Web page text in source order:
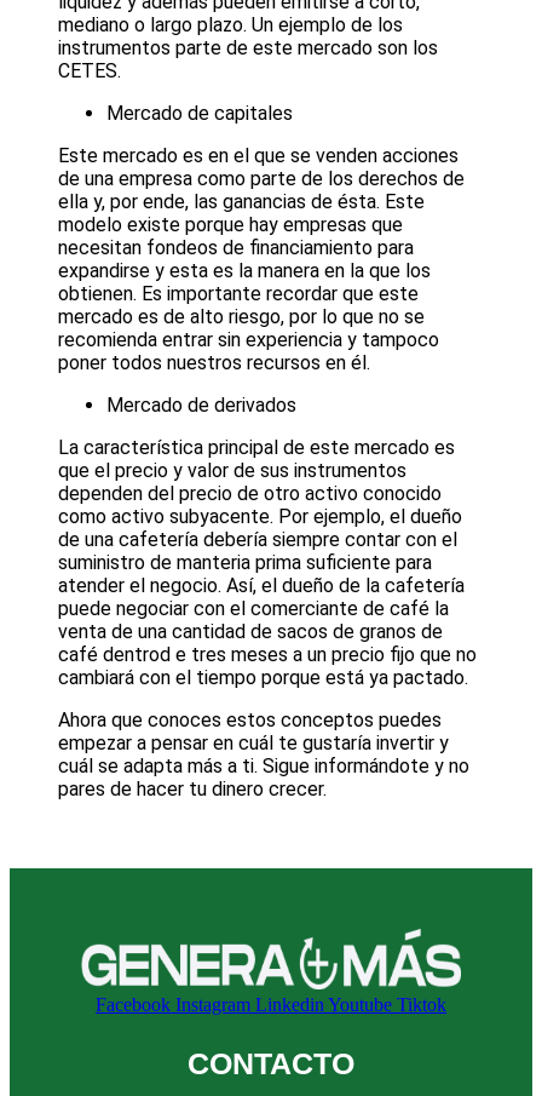
mediano o largo plazo. Un ejemplo de los
instrumentos parte de este mercado son los
CETES.
Mercado de capitales
Este mercado es en el que se venden acciones
de una empresa como parte de los derechos de
ella y, por ende, las ganancias de ésta. Este
modelo existe porque hay empresas que
necesitan fondeos de financiamiento para
expandirse y esta es la manera en la que los
obtienen. Es importante recordar que este
mercado es de alto riesgo, por lo que no se
recomienda entrar sin experiencia y tampoco
poner todos nuestros recursos en él.
Mercado de derivados
La característica principal de este mercado es
que el precio y valor de sus instrumentos
dependen del precio de otro activo conocido
como activo subyacente. Por ejemplo, el dueño
de una cafetería debería siempre contar con el
suministro de manteria prima suficiente para
atender el negocio. Así, el dueño de la cafetería
puede negociar con el comerciante de café la
venta de una cantidad de sacos de granos de
café dentrod e tres meses a un precio fijo que no
cambiará con el tiempo porque está ya pactado.
Ahora que conoces estos conceptos puedes
empezar a pensar en cuál te gustaría invertir y
cuál se adapta más a ti. Sigue informándote y no
pares de hacer tu dinero crecer.
Facebook Instagram LinkedinYoutube Tiktok
CONTACTO